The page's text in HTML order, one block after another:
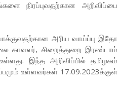
நிரப்புவதற்கான அறிவிப்பை
அரிய வாய்ப்பு இதோ
காவலர், சிறைத்துறை இரண்டாம்
இந்த அறிவிப்பில் தமிழகம்
உள்ளவர்கள் 17.09.2023க்குள்